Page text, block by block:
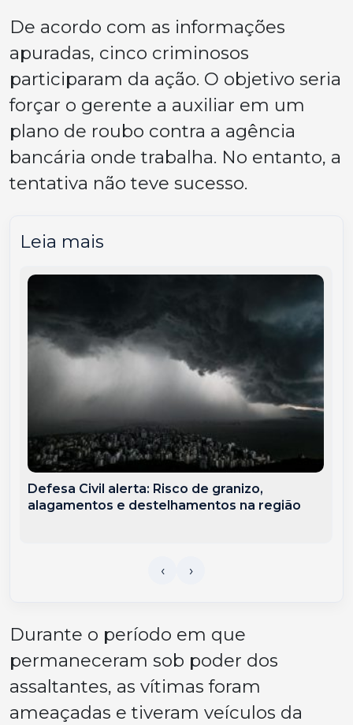
De acordo com as informações
apuradas, cinco criminosos
participaram da ação. O objetivo seria
forçar o gerente a auxiliar em um
plano de roubo contra a agência
bancária onde trabalha. No entanto, a
tentativa não teve sucesso.
Leia mais
Defesa Civil alerta: Risco de granizo,
alagamentos e destelhamentos na região
Durante o período em que
permaneceram sob poder dos
assaltantes, as vítimas foram
ameaçadas e tiveram veículos da